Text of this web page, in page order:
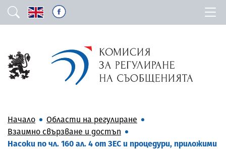
Начало
Области на регулиране
Взаимно свързване и достъп
Насоки по чл. 160 ал. 4 от ЗЕС и процедури, приложими